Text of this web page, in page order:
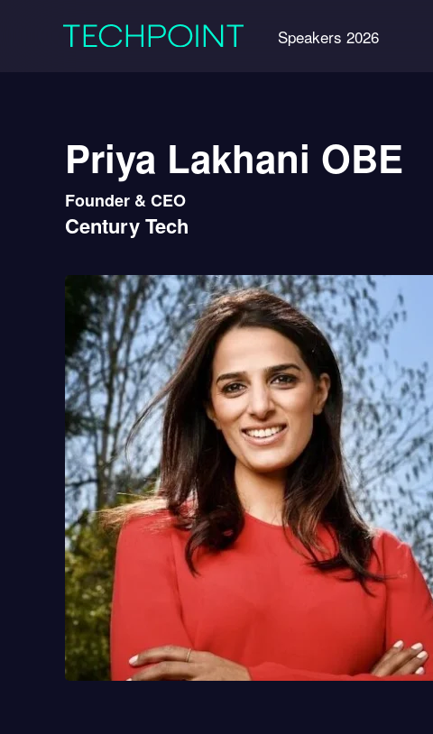
Speakers 2026
Priya Lakhani OBE
Founder & CEO
Century Tech